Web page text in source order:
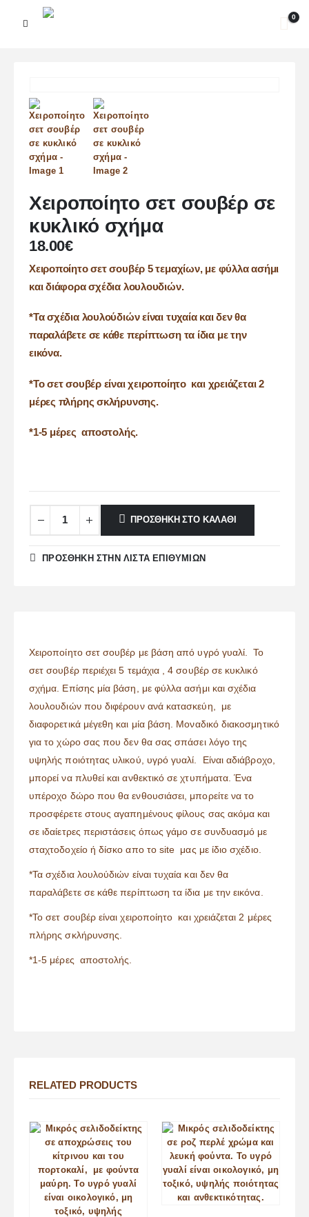
0
Χειροποίητο σετ σουβέρ σε
κυκλικό σχήμα
18.00€
Χειροποίητο σετ σουβέρ 5 τεμαχίων, με φύλλα ασήμι
και διάφορα σχέδια λουλουδιών.
*Τα σχέδια λουλούδιών είναι τυχαία και δεν θα
παραλάβετε σε κάθε περίπτωση τα ίδια με την
εικόνα.
*Το σετ σουβέρ είναι χειροποίητο και χρειάζεται 2
μέρες πλήρης σκλήρυνσης.
*1-5 μέρες αποστολής.
ΠΡΟΣΘΉΚΗ ΣΤΟ ΚΑΛΆΘΙ
ΠΡΌΣΘΉΚΗ ΣΤΗΝ ΛΊΣΤΑ ΕΠΙΘΥΜΙΏΝ
Χειροποίητο σετ σουβέρ με βάση από υγρό γυαλί. Το
σετ σουβέρ περιέχει 5 τεμάχια , 4 σουβέρ σε κυκλικό
σχήμα. Επίσης μία βάση, με φύλλα ασήμι και σχέδια
λουλουδιών που διφέρουν ανά κατασκεύη, με
διαφορετικά μέγεθη και μία βάση. Μοναδικό διακοσμητικό
για το χώρο σας που δεν θα σας σπάσει λόγο της
υψηλής ποιότητας υλικού, υγρό γυαλί. Είναι αδιάβροχο,
μπορεί να πλυθεί και ανθεκτικό σε χτυπήματα. Ένα
υπέροχο δώρο που θα ενθουσιάσει, μπορείτε να το
προσφέρετε στους αγαπημένους φίλους σας ακόμα και
σε ιδαίετρες περιστάσεις όπως γάμο σε συνδυασμό με
σταχτοδοχείο ή δίσκο απο το site μας με ίδιο σχέδιο.
*Τα σχέδια λουλούδιών είναι τυχαία και δεν θα
παραλάβετε σε κάθε περίπτωση τα ίδια με την εικόνα.
*Το σετ σουβέρ είναι χειροποίητο και χρειάζεται 2 μέρες
πλήρης σκλήρυνσης.
*1-5 μέρες αποστολής.
RELATED PRODUCTS